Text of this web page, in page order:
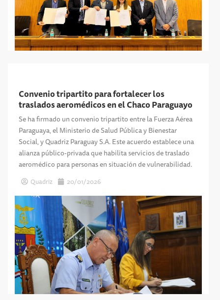
Convenio tripartito para fortalecer los
traslados aeromédicos en el Chaco Paraguayo
Se ha firmado un convenio tripartito entre la Fuerza Aérea
Paraguaya, el Ministerio de Salud Pública y Bienestar
Social, y Quadriz Paraguay S.A. Este acuerdo establece una
alianza público-privada que habilita servicios de traslado
aeromédico para personas en situación de vulnerabilidad.
Quadriz 20/01/2026